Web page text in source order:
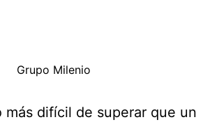
Grupo Milenio
más difícil de superar que un